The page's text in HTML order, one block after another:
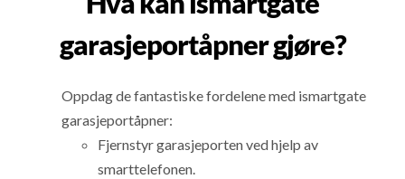
garasjeportåpner gjøre?
Oppdag de fantastiske fordelene med ismartgate
garasjeportåpner:
Fjernstyr garasjeporten ved hjelp av
smarttelefonen.